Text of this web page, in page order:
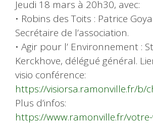
Jeudi 18 mars à 20h30, avec:
• Robins des Toits : Patrice
Secrétaire de l’association.
• Agir pour l’ Environnement :
Kerckhove, délégué général.
visio conférence:
https://visiorsa.ramonville.fr/b/
Plus d’infos:
https://www.ramonville.fr/